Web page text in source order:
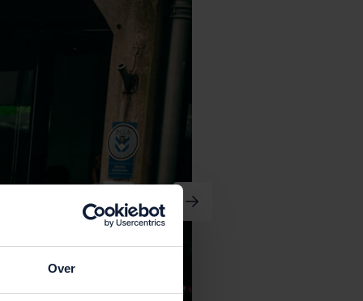
Over